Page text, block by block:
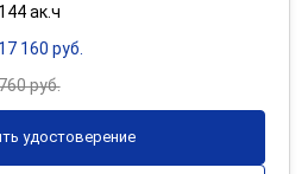
ак.ч
160 руб.
руб.
удостоверение